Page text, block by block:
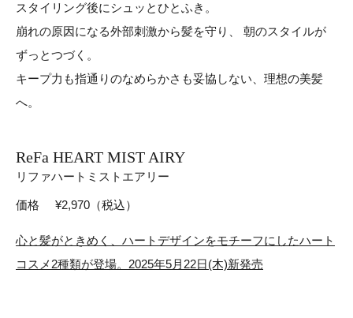
スタイリング後にシュッとひとふき。
崩れの原因になる外部刺激から髪を守り、
朝のスタイルが
ずっとつづく。
キープ力も指通りのなめらかさも妥協しない、 理想の美髪
へ。
ReFa HEART MIST AIRY
リファハートミストエアリー
価格 ¥2,970（税込）
心と髪がときめく、ハートデザインをモチーフにしたハート
コスメ2種類が登場。2025年5月22日(木)新発売